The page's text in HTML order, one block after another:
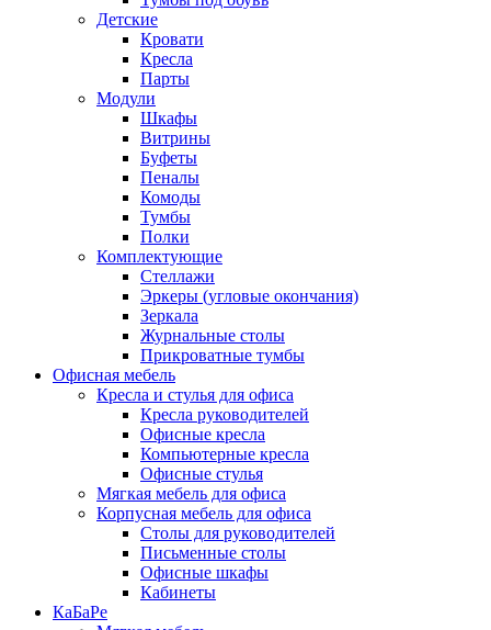
Детские
Кровати
Кресла
Парты
Модули
Шкафы
Витрины
Буфеты
Пеналы
Комоды
Тумбы
Полки
Комплектующие
Стеллажи
Эркеры (угловые окончания)
Зеркала
Журнальные столы
Прикроватные тумбы
Офисная мебель
Кресла и стулья для офиса
Кресла руководителей
Офисные кресла
Компьютерные кресла
Офисные стулья
Мягкая мебель для офиса
Корпусная мебель для офиса
Столы для руководителей
Письменные столы
Офисные шкафы
Кабинеты
КаБаРе